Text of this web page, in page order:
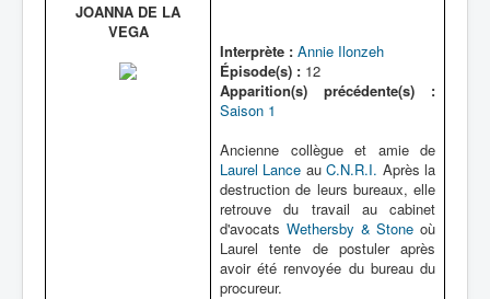
JOANNA DE LA
VEGA
Interprète : Annie Ilonzeh
Épisode(s) : 12
Apparition(s) précédente(s) :
Saison 1
Ancienne collègue et amie de
Laurel Lance auC.N.R.I. Après la
destruction de leurs bureaux, elle
retrouve du travail au cabinet
d'avocats Wethersby & Stone où
Laurel tente de postuler après
avoir été renvoyée du bureau du
procureur.